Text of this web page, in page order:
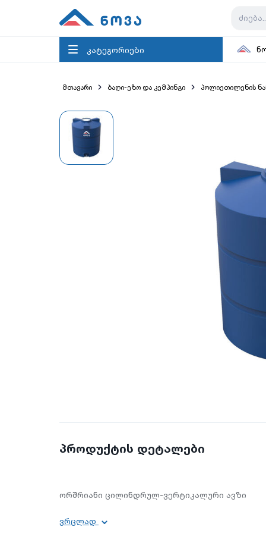
კატეგორიები
მთავარი ბაღი-ეზო და კემპინგი პოლიეთილენის
პროდუქტის დეტალები
ორშრიანი ცილინდრულ-ვერტიკალური ავზი
ვრცლად